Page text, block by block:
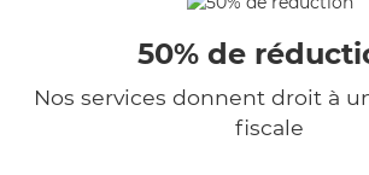
50% de
Nos services donnent droit à
fiscale